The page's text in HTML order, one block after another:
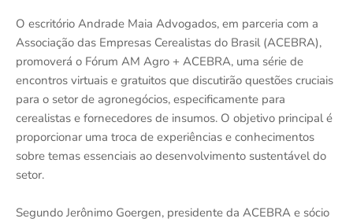
O escritório Andrade Maia Advogados, em parceria com a
Associação das Empresas Cerealistas do Brasil (ACEBRA),
promoverá o Fórum AM Agro + ACEBRA, uma série de
encontros virtuais e gratuitos que discutirão questões cruciais
para o setor de agronegócios, especificamente para
cerealistas e fornecedores de insumos. O objetivo principal é
proporcionar uma troca de experiências e conhecimentos
sobre temas essenciais ao desenvolvimento sustentável do
setor.
Segundo Jerônimo Goergen, presidente da ACEBRA e sócio